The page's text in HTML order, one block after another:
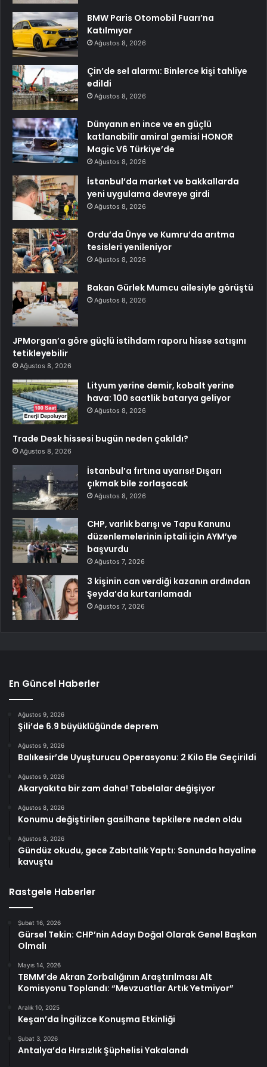
BMW Paris Otomobil Fuarı’na
Katılmıyor
Ağustos 8, 2026
Çin’de sel alarmı: Binlerce kişi tahliye
edildi
Ağustos 8, 2026
Dünyanın en ince ve en güçlü
katlanabilir amiral gemisi HONOR
Magic V6 Türkiye’de
Ağustos 8, 2026
İstanbul’da market ve bakkallarda
yeni uygulama devreye girdi
Ağustos 8, 2026
Ordu’da Ünye ve Kumru’da arıtma
tesisleri yenileniyor
Ağustos 8, 2026
Bakan Gürlek Mumcu ailesiyle görüştü
Ağustos 8, 2026
JPMorgan’a göre güçlü istihdam raporu hisse satışını
tetikleyebilir
Ağustos 8, 2026
Lityum yerine demir, kobalt yerine
hava: 100 saatlik batarya geliyor
Ağustos 8, 2026
Trade Desk hissesi bugün neden çakıldı?
Ağustos 8, 2026
İstanbul’a fırtına uyarısı! Dışarı
çıkmak bile zorlaşacak
Ağustos 8, 2026
CHP, varlık barışı ve Tapu Kanunu
düzenlemelerinin iptali için AYM’ye
başvurdu
Ağustos 7, 2026
3 kişinin can verdiği kazanın ardından
Şeyda’da kurtarılamadı
Ağustos 7, 2026
En Güncel Haberler
Ağustos 9, 2026
Şili’de 6.9 büyüklüğünde deprem
Ağustos 9, 2026
Balıkesir’de Uyuşturucu Operasyonu: 2 Kilo Ele Geçirildi
Ağustos 9, 2026
Akaryakıta bir zam daha! Tabelalar değişiyor
Ağustos 8, 2026
Konumu değiştirilen gasilhane tepkilere neden oldu
Ağustos 8, 2026
Gündüz okudu, gece Zabıtalık Yaptı: Sonunda hayaline
kavuştu
Rastgele Haberler
Şubat 16, 2026
Gürsel Tekin: CHP’nin Adayı Doğal Olarak Genel Başkan
Olmalı
Mayıs 14, 2026
TBMM’de Akran Zorbalığının Araştırılması Alt
Komisyonu Toplandı: “Mevzuatlar Artık Yetmiyor”
Aralık 10, 2025
Keşan’da İngilizce Konuşma Etkinliği
Şubat 3, 2026
Antalya’da Hırsızlık Şüphelisi Yakalandı